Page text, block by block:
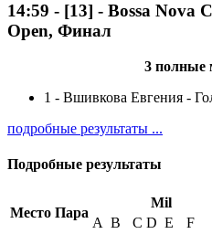
14:59 - [13] - Bossa Nova
Open, Финал
3 полные
1 - Вшивкова Евгения -
подробные результаты ...
Подробные результаты
Место Пара
Mil
A B C D E F